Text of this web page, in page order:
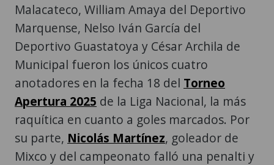
Malacateco, William Amaya del Deportivo
Marquense, Nelso Iván García del
Deportivo Guastatoya y César Archila de
Municipal fueron los únicos cuatro
anotadores en la fecha 18 del Torneo
Apertura 2025 de la Liga Nacional, la más
raquítica en cuanto a goles marcados. Por
su parte, Nicolás Martínez, goleador de
Mixco y del campeonato falló una penalti y